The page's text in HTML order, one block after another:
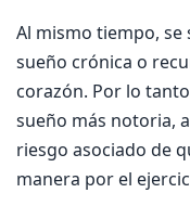
Al mismo tiempo,
sueño crónica o
corazón. Por lo
sueño más notoria,
riesgo asociado de
manera por el